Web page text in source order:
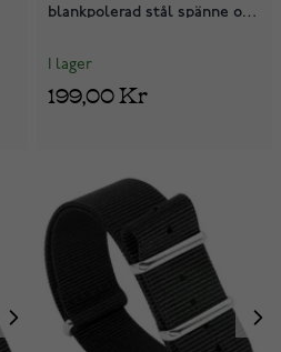
blankpolerad stål spänne och
I lager
199,00 Kr